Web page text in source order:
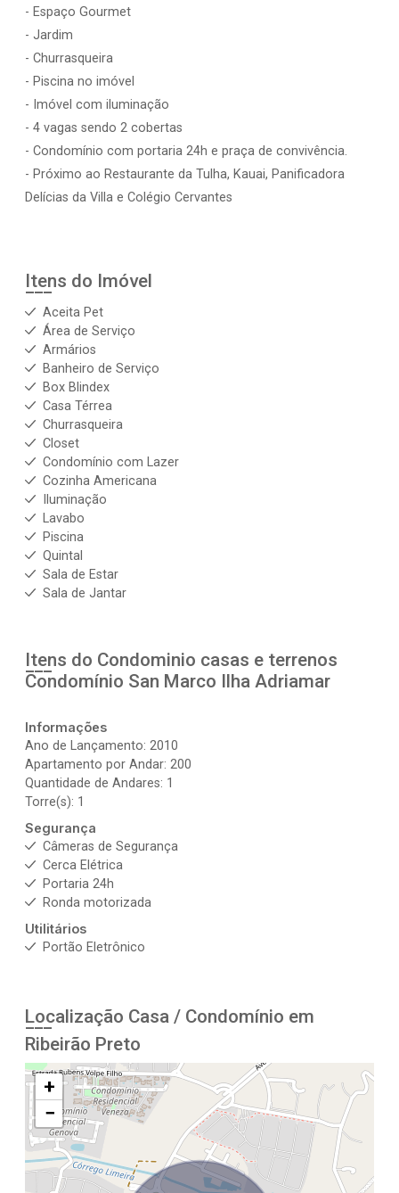
- Espaço Gourmet
- Jardim
- Churrasqueira
- Piscina no imóvel
- Imóvel com iluminação
- 4 vagas sendo 2 cobertas
- Condomínio com portaria 24h e praça de convivência.
- Próximo ao Restaurante da Tulha, Kauai, Panificadora
Delícias da Villa e Colégio Cervantes
Itens do Imóvel
Aceita Pet
Área de Serviço
Armários
Banheiro de Serviço
Box Blindex
Casa Térrea
Churrasqueira
Closet
Condomínio com Lazer
Cozinha Americana
Iluminação
Lavabo
Piscina
Quintal
Sala de Estar
Sala de Jantar
Itens do Condominio casas e terrenos
Condomínio San Marco Ilha Adriamar
Informações
Ano de Lançamento: 2010
Apartamento por Andar: 200
Quantidade de Andares: 1
Torre(s): 1
Segurança
Câmeras de Segurança
Cerca Elétrica
Portaria 24h
Ronda motorizada
Utilitários
Portão Eletrônico
Localização Casa / Condomínio em
Ribeirão Preto
+
−